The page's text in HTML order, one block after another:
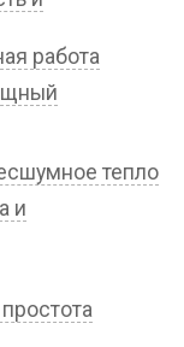
работа
тепло
и